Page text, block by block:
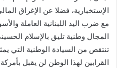
الإستخبارية، فضلا عن الإغراق
مع ضرب اليد اللبنانية العاملة
المجال وطنية تليق بالإسلام
تنتقص من السيادة الوطنية التي
القرابين لهذا الوطن لن يقبل